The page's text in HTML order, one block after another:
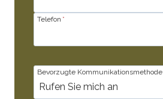
Telefon *
Bevorzugte Kommunikationsmethode